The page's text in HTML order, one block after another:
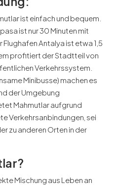
ist einfach und bequem.
ist nur 30 Minuten mit
Antalya ist etwa 1,5
profitiert der Stadtteil von
Verkehrssystem.
Minibusse) machen es
der Umgebung
Mahmutlar aufgrund
Verkehrsanbindungen, sei
zu anderen Orten in der
Mischung aus Leben an